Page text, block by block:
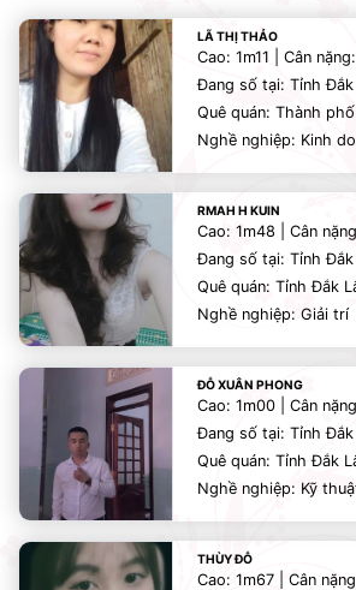
LÃ THỊ THẢO
Cao: 1m11 | Cân
Đang số tại: Tỉnh Đắk
Quê quán: Thành
Nghề nghiệp: Kinh
RMAH H KUIN
Cao: 1m48 | Cân
Đang số tại: Tỉnh Đắk
Quê quán: Tỉnh Đắk
Nghề nghiệp: Giải trí
ĐỖ XUÂN PHONG
Cao: 1m00 | Cân
Đang số tại: Tỉnh Đắk
Quê quán: Tỉnh Đắk
Nghề nghiệp: Kỹ
THÙY ĐỖ
Cao: 1m67 | Cân